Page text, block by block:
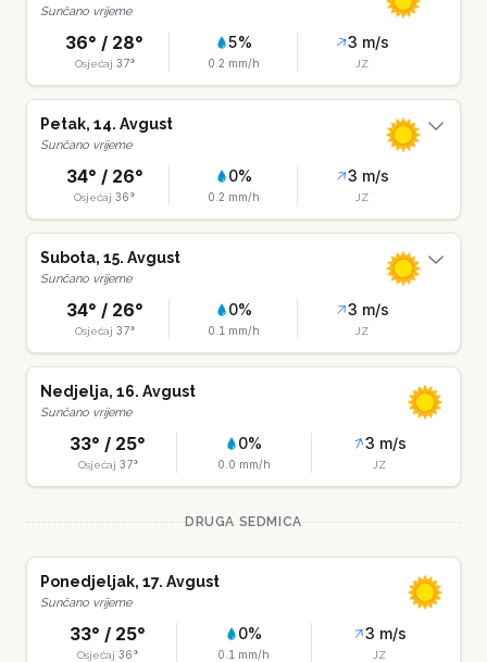
Sunčano vrijeme
36° / 28°
Osjećaj 37°
5%
0.2 mm/h
3 m/s
JZ
Petak, 14. Avgust
Sunčano vrijeme
34° / 26°
Osjećaj 36°
0%
0.2 mm/h
3 m/s
JZ
Subota, 15. Avgust
Sunčano vrijeme
34° / 26°
Osjećaj 37°
0%
0.1 mm/h
3 m/s
JZ
Nedjelja, 16. Avgust
Sunčano vrijeme
33° / 25°
Osjećaj 37°
0%
0.0 mm/h
3 m/s
JZ
DRUGA SEDMICA
Ponedjeljak, 17. Avgust
Sunčano vrijeme
33° / 25°
Osjećaj 36°
0%
0.1 mm/h
3 m/s
JZ